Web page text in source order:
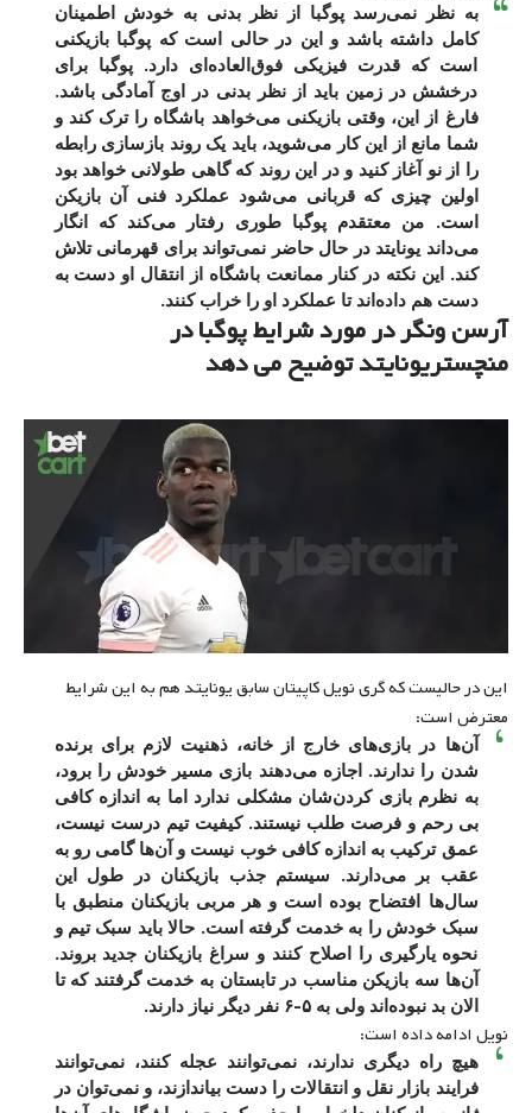
به نظر نمی‌رسد پوگبا از نظر بدنی به خودش اطمینان
کامل داشته باشد و این در حالی است که پوگبا بازیکنی
است که قدرت فیزیکی فوق‌العاده‌ای دارد. پوگبا برای
درخشش در زمین باید از نظر بدنی در اوج آمادگی باشد.
فارغ از این، وقتی بازیکنی می‌خواهد باشگاه را ترک کند و
شما مانع از این کار می‌شوید، باید یک روند بازسازی رابطه
را از نو آغاز کنید و در این روند که گاهی طولانی خواهد بود
اولین چیزی که قربانی می‌شود عملکرد فنی آن بازیکن
است. من معتقدم پوگبا طوری رفتار می‌کند که انگار
می‌داند یونایتد در حال حاضر نمی‌تواند برای قهرمانی تلاش
کند. این نکته در کنار ممانعت باشگاه از انتقال او دست به
دست هم داده‌اند تا عملکرد او را خراب کنند.
آرسن ونگر در مورد شرایط پوگبا در
منچستریونایتد توضیح می دهد
این در حالیست که گری نویل کاپیتان سابق یونایتد هم به این شرایط
معترض است:
آن‌ها در بازی‌های خارج از خانه، ذهنیت لازم برای برنده
شدن را ندارند. اجازه می‌دهند بازی مسیر خودش را برود،
به نظرم بازی کردن‌شان مشکلی ندارد اما به اندازه کافی
بی رحم و فرصت طلب نیستند. کیفیت تیم درست نیست،
عمق ترکیب به اندازه کافی خوب نیست و آن‌ها گامی رو به
عقب بر می‌دارند. سیستم جذب بازیکنان در طول این
سال‌ها افتضاح بوده است و هر مربی بازیکنان منطبق با
سبک خودش را به خدمت گرفته است. حالا باید سبک تیم و
نحوه یارگیری را اصلاح کنند و سراغ بازیکنان جدید بروند.
آن‌ها سه بازیکن مناسب در تابستان به خدمت گرفتند که تا
الان بد نبوده‌اند ولی به ۵-۶ نفر دیگر نیاز دارند.
نویل ادامه داده است:
هیچ راه دیگری ندارند، نمی‌توانند عجله کنند، نمی‌توانند
فرایند بازار نقل و انتقالات را دست بیاندازند، و نمی‌توان در